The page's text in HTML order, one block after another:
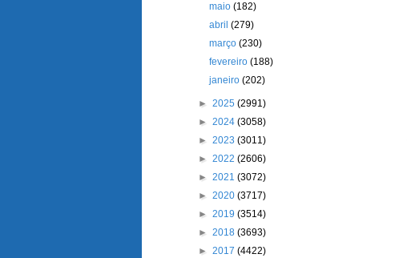
maio(182)
abril(279)
março(230)
fevereiro(188)
janeiro(202)
► 2025 (2991)
► 2024 (3058)
► 2023 (3011)
► 2022 (2606)
► 2021 (3072)
► 2020 (3717)
► 2019 (3514)
► 2018 (3693)
► 2017 (4422)